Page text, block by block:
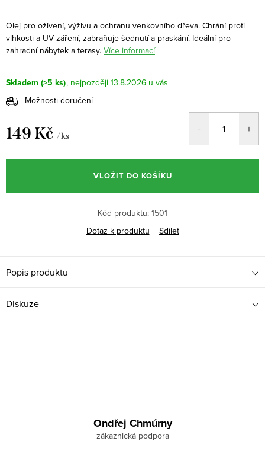
Olej pro oživení, výživu a ochranu venkovního dřeva. Chrání proti
vlhkosti a UV záření, zabraňuje šednutí a praskání. Ideální pro
zahradní nábytek a terasy. Více informací
Skladem (>5 ks)
13.8.2026
Možnosti doručení
149 Kč / ks
cena:
VLOŽIT DO KOŠÍKU
Kód produktu: 1501
Dotaz k produktu
Sdílet
Popis produktu
Diskuze
Ondřej Chmúrny